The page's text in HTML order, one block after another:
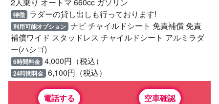
特徴 ラダーの貸し出しも行っております!
利用可能オプション ナビ チャイルドシート 免責補償 免責
補償ワイド スタッドレス チャイルドシート アルミラダ
ー(ハシゴ)
6時間料金 4,000円（税込）
24時間料金 6,100円（税込）
電話する 空車確認